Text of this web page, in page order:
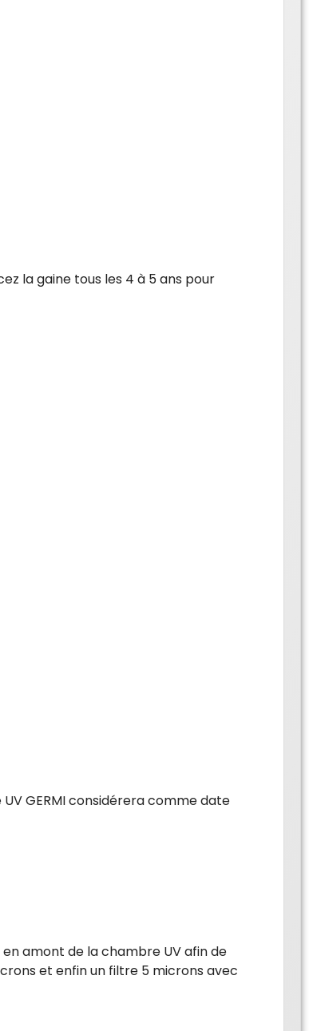
la gaine tous les 4 à 5 ans pour
GERMI considérera comme date
amont de la chambre UV afin de
et enfin un filtre 5 microns avec